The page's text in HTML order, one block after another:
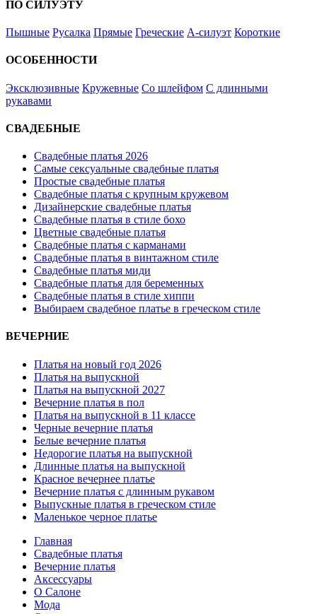
ПО СИЛУЭТУ
Пышные Русалка Прямые Греческие А-силуэт Короткие
ОСОБЕННОСТИ
Эксклюзивные Кружевные Со шлейфом С длинными
рукавами
СВАДЕБНЫЕ
Свадебные платья 2026
Самые сексуальные свадебные платья
Простые свадебные платья
Свадебные платья с крупным кружевом
Дизайнерские свадебные платья
Свадебные платья в стиле бохо
Цветные свадебные платья
Свадебные платья с карманами
Свадебные платья в винтажном стиле
Свадебные платья миди
Свадебные платья для беременных
Свадебные платья в стиле хиппи
Выбираем свадебное платье в греческом стиле
ВЕЧЕРНИЕ
Платья на новый год 2026
Платья на выпускной
Платья на выпускной 2027
Вечерние платья в пол
Платья на выпускной в 11 классе
Черные вечерние платья
Белые вечерние платья
Недорогие платья на выпускной
Длинные платья на выпускной
Красное вечернее платье
Вечерние платья с длинным рукавом
Выпускные платья в греческом стиле
Маленькое черное платье
Главная
Свадебные платья
Вечерние платья
Аксессуары
О Салоне
Мода